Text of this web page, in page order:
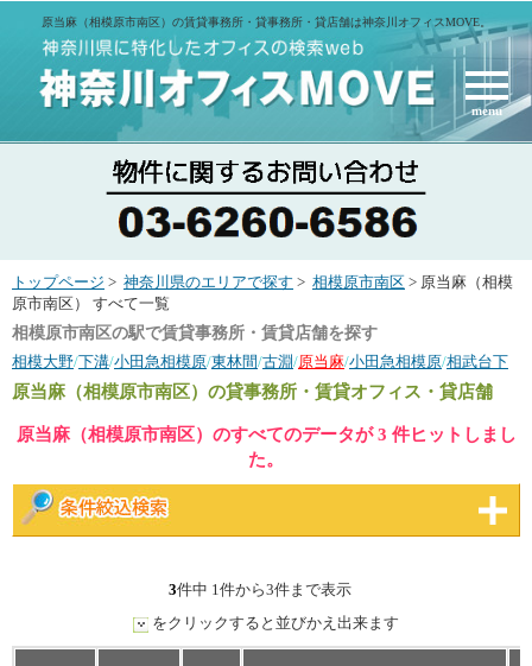
原当麻（相模原市南区）の賃貸事務所・貸事務所・貸店舗は神奈川オフィスMOVE。
menu
トップページ > 神奈川県のエリアで探す > 相模原市南区 > 原当麻（相模
原市南区） すべて一覧
相模原市南区の駅で賃貸事務所・賃貸店舗を探す
相模大野/下溝/小田急相模原/東林間/古淵/原当麻/小田急相模原/相武台下
原当麻（相模原市南区） の貸事務所・賃貸オフィス・貸店舗
原当麻（相模原市南区）のすべてのデータが 3 件ヒットしまし
た。
3件中 1件から3件まで表示
をクリックすると並びかえ出来ます